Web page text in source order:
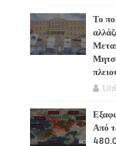
Το
Από